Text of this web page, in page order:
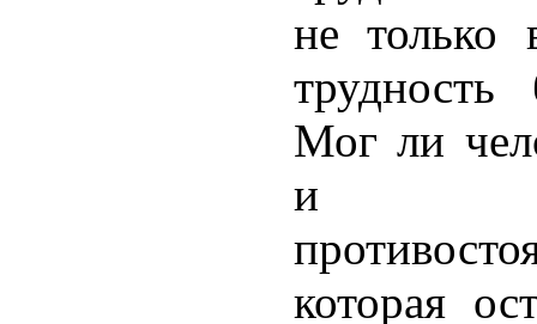
не только
Мог ли
и
которая